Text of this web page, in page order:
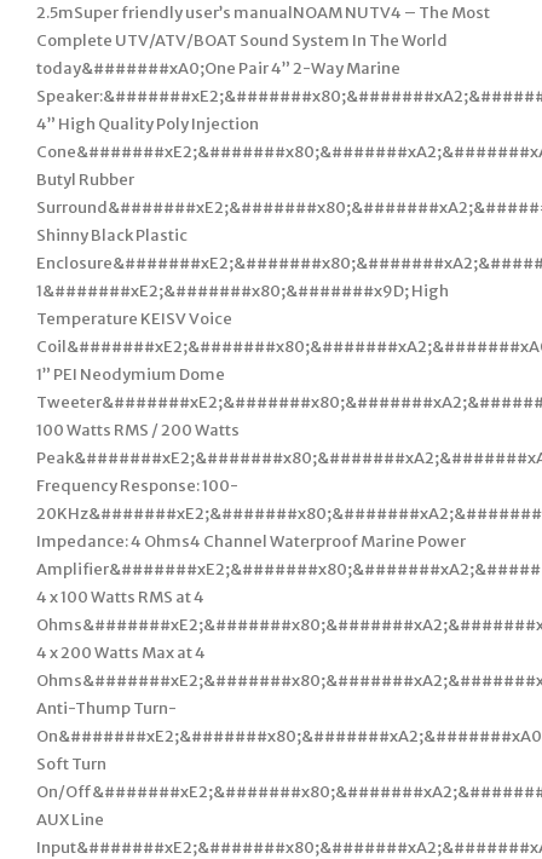
2.5mSuper friendly user’s manualNOAM NUTV4 – The Most
Complete UTV/ATV/BOAT Sound System In The World
today&#######xA0;One Pair 4” 2-Way Marine
4” High Quality Poly Injection
Butyl Rubber
Shinny Black Plastic
1&#######xE2;&#######x80;&#######x9D; High
Temperature KEISV Voice
1” PEI Neodymium Dome
100 Watts RMS / 200 Watts
Frequency Response: 100-
Impedance: 4 Ohms4 Channel Waterproof Marine Power
4 x 100 Watts RMS at 4
4 x 200 Watts Max at 4
Anti-Thump Turn-
Soft Turn
On/
AUX Line